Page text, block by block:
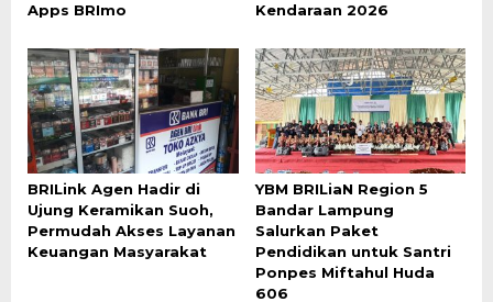
Apps BRImo
Kendaraan 2026
BRILink Agen Hadir di
Ujung Keramikan Suoh,
Permudah Akses Layanan
Keuangan Masyarakat
YBM BRILiaN Region 5
Bandar Lampung
Salurkan Paket
Pendidikan untuk Santri
Ponpes Miftahul Huda
606